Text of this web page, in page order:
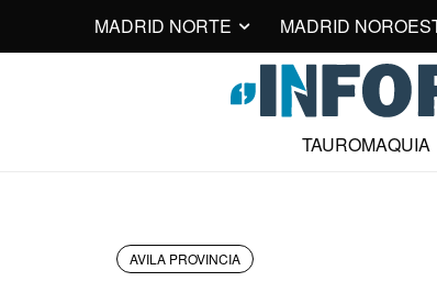
MADRID NORTE MADRID
TAUROMAQUIA
AVILA PROVINCIA